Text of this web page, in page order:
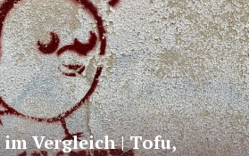
Vergleich | Tofu,